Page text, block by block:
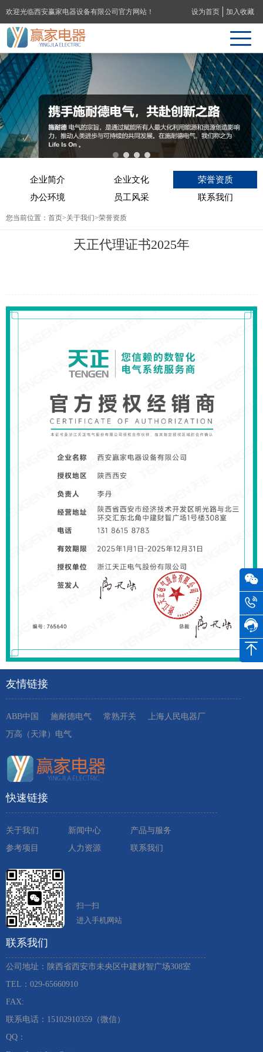
欢迎光临西安赢家电器设备有限公司官方网站！ 设为首页 加入收藏
企业简介 企业文化
荣誉资质
办公环境
员工风采 联系我们
您当前位置： 首页>关于我们>荣誉资质
天正代理证书2025年
友情链接
ABB中国 施耐德电气 常熟开关
上海人民电器厂
万高（天津）电气
快速链接
关于我们 新闻中心
产品与服务
参考项目
人力资源 联系我们
扫一扫
进入手机网站
联系我们
公司地址：陕西省西安市未央区中建财智广场308室
TEL：029-65660910 ​
FAX:
联系电话：15102910359（微信）
QQ：